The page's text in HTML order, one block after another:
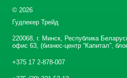
© 2026
Гудпекер Трейд
220068, г. Минск, Республика
офис 63, (бизнес-центр “Капитал”,
+375 17 2-878-007